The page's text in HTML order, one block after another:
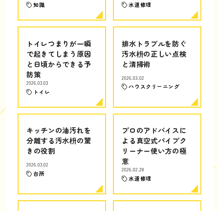
知識 水道修理
トイレつまりが一瞬
で起きてしまう原因
と日頃からできる予
防策
2026.03.03
トイレ
排水トラブルを防ぐ
汚水枡の正しい点検
と清掃術
2026.03.02
ハウスクリーニング
キッチンの油汚れを
分離する汚水枡の驚
きの役割
2026.03.02
台所
プロのアドバイスに
よる真空式パイプク
リーナー使い方の極
意
2026.02.28
水道修理